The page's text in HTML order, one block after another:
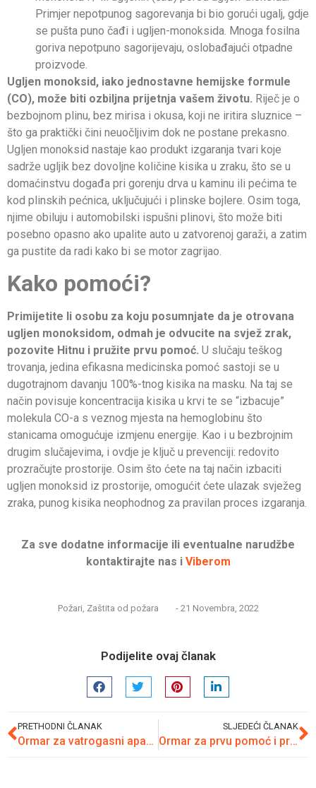
Primjer nepotpunog sagorevanja bi bio gorući ugalj, gdje
se pušta puno čađi i ugljen-monoksida. Mnoga fosilna
goriva nepotpuno sagorijevaju, oslobađajući otpadne
proizvode.
Ugljen monoksid, iako jednostavne hemijske formule
(CO), može biti ozbiljna prijetnja vašem životu. Riječ je o
bezbojnom plinu, bez mirisa i okusa, koji ne iritira sluznice –
što ga praktički čini neuočljivim dok ne postane prekasno.
Ugljen monoksid nastaje kao produkt izgaranja tvari koje
sadrže ugljik bez dovoljne količine kisika u zraku, što se u
domaćinstvu događa pri gorenju drva u kaminu ili pećima te
kod plinskih pećnica, uključujući i plinske bojlere. Osim toga,
njime obiluju i automobilski ispušni plinovi, što može biti
posebno opasno ako upalite auto u zatvorenoj garaži, a zatim
ga pustite da radi kako bi se motor zagrijao.
Kako pomoći?
Primijetite li osobu za koju posumnjate da je otrovana
ugljen monoksidom, odmah je odvucite na svjež zrak,
pozovite Hitnu i pružite prvu pomoć. U slučaju teškog
trovanja, jedina efikasna medicinska pomoć sastoji se u
dugotrajnom davanju 100%-tnog kisika na masku. Na taj se
način povisuje koncentracija kisika u krvi te se “izbacuje”
molekula CO-a s veznog mjesta na hemoglobinu što
stanicama omogućuje izmjenu energije. Kao i u bezbrojnim
drugim slučajevima, i ovdje je ključ u prevenciji: redovito
prozračujte prostorije. Osim što ćete na taj način izbaciti
ugljen monoksid iz prostorije, omogućit ćete ulazak svježeg
zraka, punog kisika neophodnog za pravilan proces izgaranja.
Za sve dodatne informacije ili eventualne narudžbe
kontaktirajte nas i Viberom
Požari Zaštita od požara - 21 Novembra, 2022
Podijelite ovaj članak
PRETHODNI ČLANAK
Ormar za vatrogasni aparat
SLJEDEĆI ČLANAK
Ormar za prvu pomoć i prva pomoć